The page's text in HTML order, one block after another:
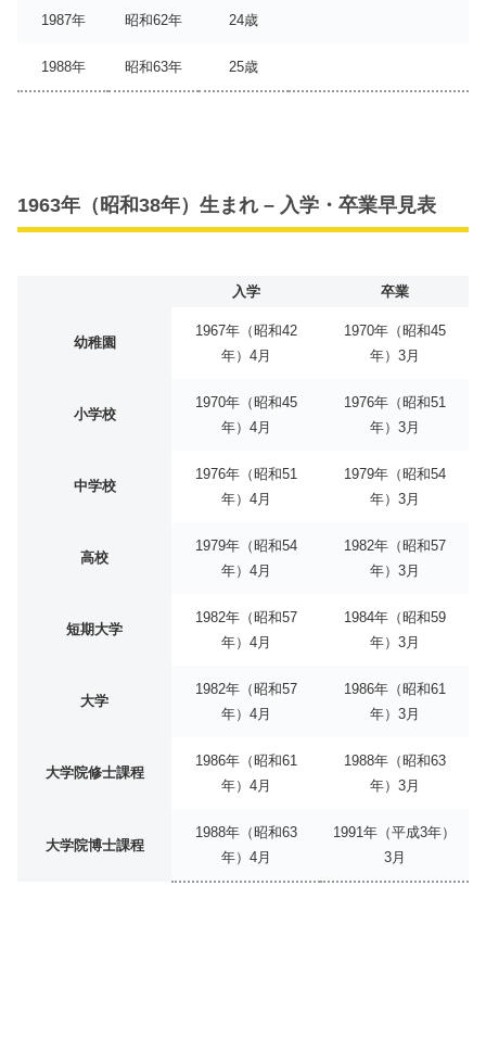
1987年 昭和62年 24歳
1988年 昭和63年 25歳
1963年（昭和38年）生まれ – 入学・卒業早見表
入学 卒業
幼稚園
1967年（昭和42
年）4月
1970年（昭和45
年）3月
小学校
1970年（昭和45
年）4月
1976年（昭和51
年）3月
中学校
1976年（昭和51
年）4月
1979年（昭和54
年）3月
高校
1979年（昭和54
年）4月
1982年（昭和57
年）3月
短期大学
1982年（昭和57
年）4月
1984年（昭和59
年）3月
大学
1982年（昭和57
年）4月
1986年（昭和61
年）3月
大学院修士課程
1986年（昭和61
年）4月
1988年（昭和63
年）3月
大学院博士課程
1988年（昭和63
年）4月
1991年（平成3年）
3月